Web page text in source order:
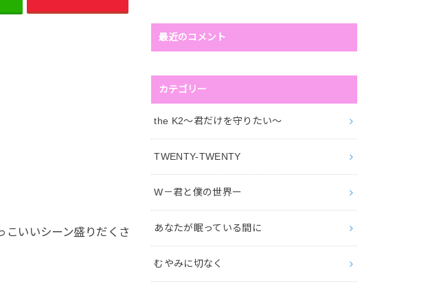
こいいシーン盛りだくさ
最近のコメント
カテゴリー
the K2～君だけを守りたい～
TWENTY-TWENTY
W－君と僕の世界ー
あなたが眠っている間に
むやみに切なく